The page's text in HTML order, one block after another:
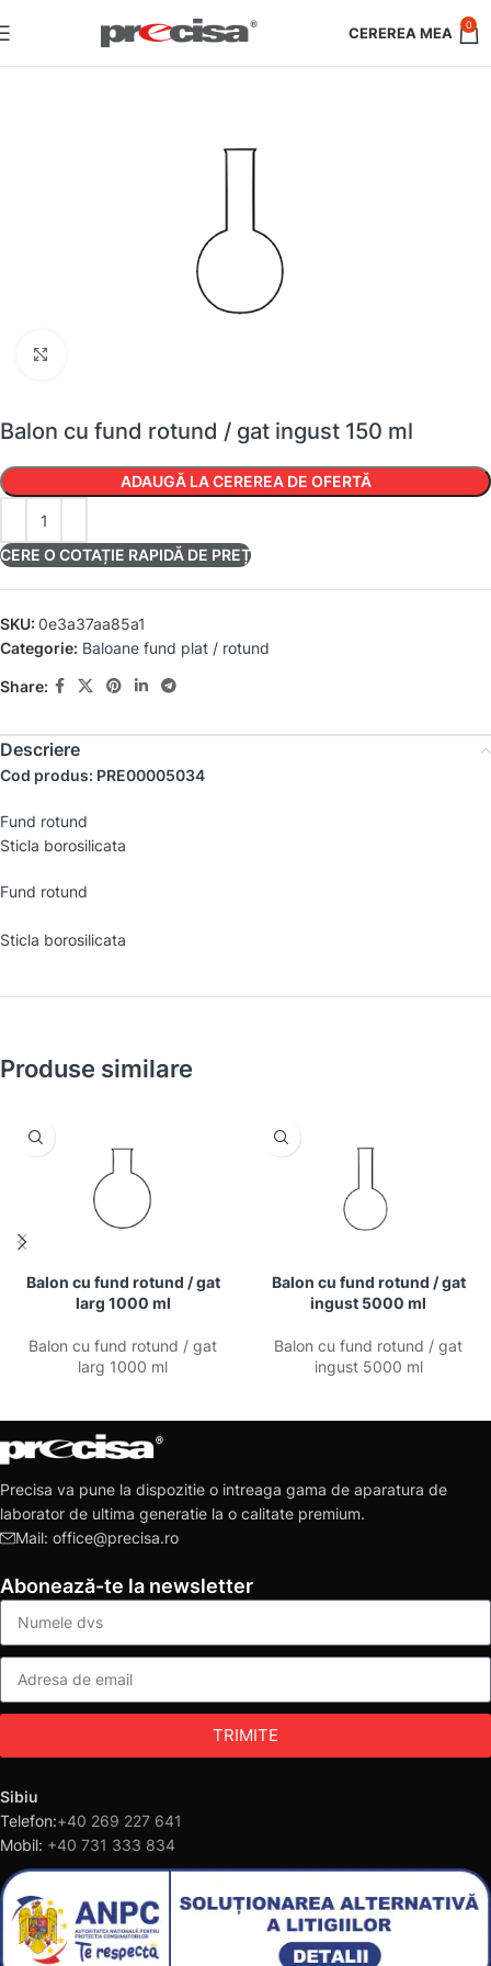
0
Balon cu fund rotund / gat ingust 150 ml
ADAUGĂ LA CEREREA DE OFERTĂ
CERE O COTAȚIE RAPIDĂ DE PREȚ
SKU: 0e3a37aa85a1
Categorie: Baloane fund plat / rotund
Share:
Descriere
Cod produs: PRE00005034
Fund rotund
Sticla borosilicata
Fund rotund
Sticla borosilicata
Produse similare
Balon cu fund rotund / gat
larg 1000 ml
Balon cu fund rotund / gat
larg 1000 ml
Balon cu fund rotund / gat
ingust 5000 ml
Balon cu fund rotund / gat
ingust 5000 ml
Precisa va pune la dispozitie o intreaga gama de aparatura de
laborator de ultima generatie la o calitate premium.
Mail: office@precisa.ro
Abonează-te la newsletter
TRIMITE
Sibiu
Telefon:+40 269 227 641
Mobil: +40 731 333 834